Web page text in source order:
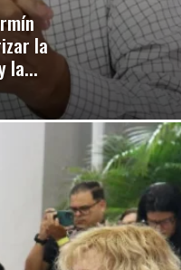
la
la...